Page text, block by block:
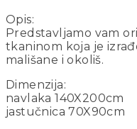
Opis:
Predstavljamo vam
tkaninom koja je
mališane i okoliš.
Dimenzija:
navlaka 140X200cm
jastučnica 70X90cm